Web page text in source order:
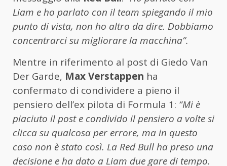
Liam e ho parlato con il team spiegando il mio
punto di vista, non ho altro da dire. Dobbiamo
concentrarci su migliorare la macchina”.
Mentre in riferimento al post di Giedo Van
Der Garde, Max Verstappen ha
confermato di condividere a pieno il
pensiero dell’ex pilota di Formula 1: “Mi è
piaciuto il post e condivido il pensiero a volte si
clicca su qualcosa per errore, ma in questo
caso non è stato così. La Red Bull ha preso una
decisione e ha dato a Liam due gare di tempo.